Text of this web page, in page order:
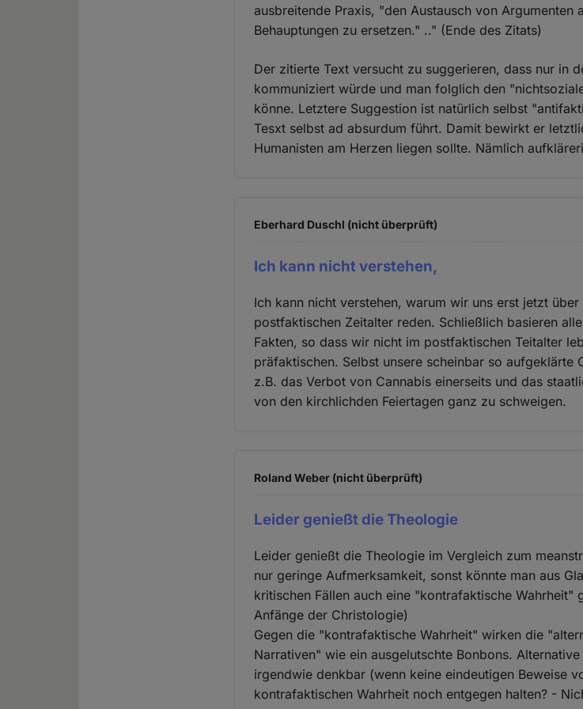
ausbreitende Praxis, "den Austausch von
Behauptungen zu ersetzen." .." (Ende des Zitats)
Der zitierte Text versucht zu suggerieren, dass nur in
kommuniziert würde und man folglich den
könne. Letztere Suggestion ist natürlich selbst
Tesxt selbst ad absurdum führt. Damit bewirkt er
Humanisten am Herzen liegen sollte. Nämlich
Eberhard Duschl (nicht überprüft)
Ich kann nicht verstehen,
Ich kann nicht verstehen, warum wir uns erst jetzt
postfaktischen Zeitalter reden. Schließlich basieren
Fakten, so dass wir nicht im postfaktischen Teitalter
präfaktischen. Selbst unsere scheinbar so aufgeklärte
z.B. das Verbot von Cannabis einerseits und das
von den kirchlichden Feiertagen ganz zu schweigen.
Roland Weber (nicht überprüft)
Leider genießt die Theologie
Leider genießt die Theologie im Vergleich zum
nur geringe Aufmerksamkeit, sonst könnte man aus
kritischen Fällen auch eine "kontrafaktische Wahrheit"
Anfänge der Christologie)
Gegen die "kontrafaktische Wahrheit" wirken die
Narrativen" wie ein ausgelutschte Bonbons.
irgendwie denkbar (wenn keine eindeutigen Beweise
kontrafaktischen Wahrheit noch entgegen halten? -